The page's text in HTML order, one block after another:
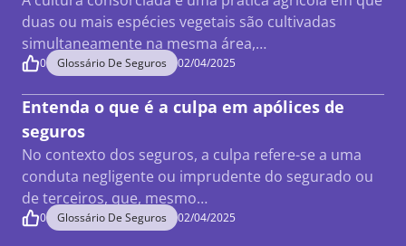
duas ou mais espécies vegetais são cultivadas
simultaneamente na mesma área,…
0 Glossário De Seguros 02/04/2025
Entenda o que é a culpa em apólices de
seguros
No contexto dos seguros, a culpa refere-se a uma
conduta negligente ou imprudente do segurado ou
de terceiros, que, mesmo…
0 Glossário De Seguros 02/04/2025